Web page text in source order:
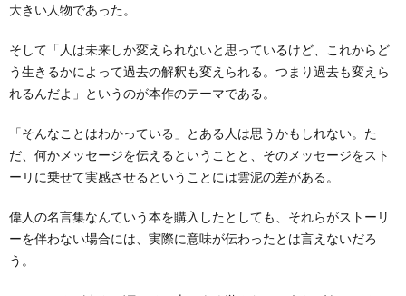
大きい人物であった。
そして「人は未来しか変えられないと思っているけど、これからど
う生きるかによって過去の解釈も変えられる。つまり過去も変えら
れるんだよ」というのが本作のテーマである。
「そんなことはわかっている」とある人は思うかもしれない。た
だ、何かメッセージを伝えるということと、そのメッセージをスト
ーリに乗せて実感させるということには雲泥の差がある。
偉人の名言集なんていう本を購入したとしても、それらがストーリ
ーを伴わない場合には、実際に意味が伝わったとは言えないだろ
う。